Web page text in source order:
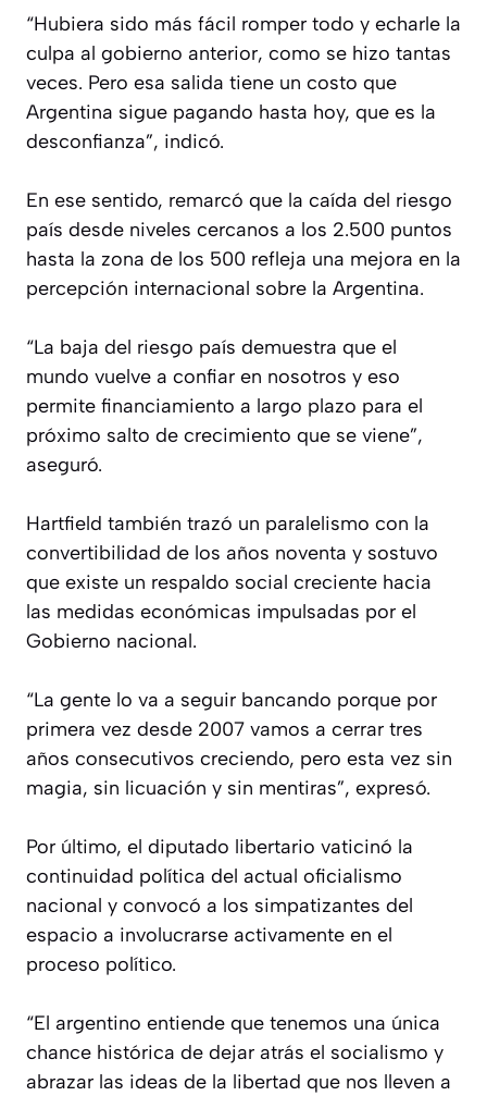
“Hubiera sido más fácil romper todo y echarle la
culpa al gobierno anterior, como se hizo tantas
veces. Pero esa salida tiene un costo que
Argentina sigue pagando hasta hoy, que es la
desconfianza”, indicó.
En ese sentido, remarcó que la caída del riesgo
país desde niveles cercanos a los 2.500 puntos
hasta la zona de los 500 refleja una mejora en la
percepción internacional sobre la Argentina.
“La baja del riesgo país demuestra que el
mundo vuelve a confiar en nosotros y eso
permite financiamiento a largo plazo para el
próximo salto de crecimiento que se viene”,
aseguró.
Hartfield también trazó un paralelismo con la
convertibilidad de los años noventa y sostuvo
que existe un respaldo social creciente hacia
las medidas económicas impulsadas por el
Gobierno nacional.
“La gente lo va a seguir bancando porque por
primera vez desde 2007 vamos a cerrar tres
años consecutivos creciendo, pero esta vez sin
magia, sin licuación y sin mentiras”, expresó.
Por último, el diputado libertario vaticinó la
continuidad política del actual oficialismo
nacional y convocó a los simpatizantes del
espacio a involucrarse activamente en el
proceso político.
“El argentino entiende que tenemos una única
chance histórica de dejar atrás el socialismo y
abrazar las ideas de la libertad que nos lleven a